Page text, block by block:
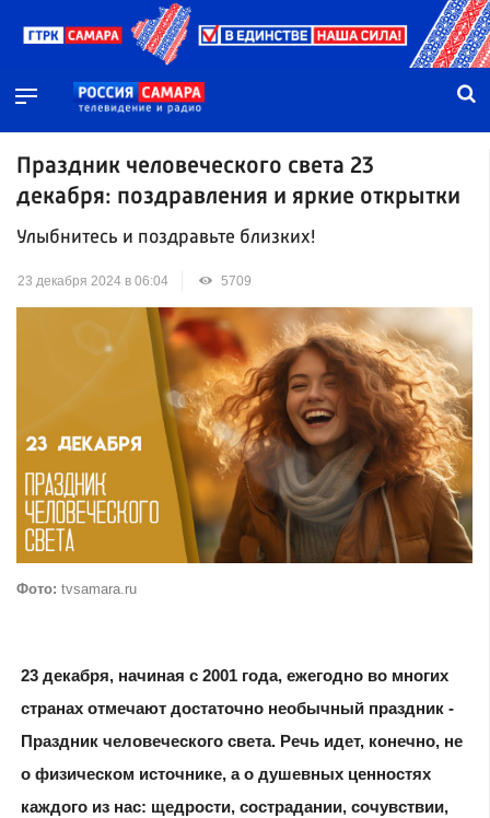
Праздник человеческого света 23
декабря: поздравления и яркие открытки
Улыбнитесь и поздравьте близких!
23 декабря 2024 в 06:04 5709
Фото: tvsamara.ru
23 декабря, начиная с 2001 года, ежегодно во многих
странах отмечают достаточно необычный праздник -
Праздник человеческого света. Речь идет, конечно, не
о физическом источнике, а о душевных ценностях
каждого из нас: щедрости, сострадании, сочувствии,